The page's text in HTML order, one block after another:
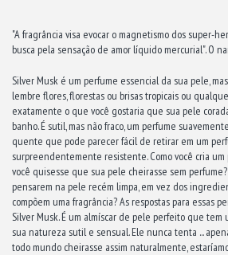
"A fragrância visa evocar o magnetismo dos super-
busca pela sensação de amor líquido mercurial". O
Silver Musk é um perfume essencial da sua pele,
lembre flores, florestas ou brisas tropicais ou
exatamente o que você gostaria que sua pele
banho. É sutil, mas não fraco, um perfume
quente que pode parecer fácil de retirar em um
surpreendentemente resistente. Como você cria
você quisesse que sua pele cheirasse sem perfume?
pensarem na pele recém limpa, em vez dos
compõem uma fragrância? As respostas para essas
Silver Musk. É um almíscar de pele perfeito que tem
sua natureza sutil e sensual. Ele nunca tenta ...
todo mundo cheirasse assim naturalmente,